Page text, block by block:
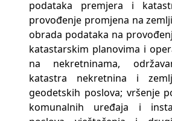
podataka premjera i
provođenje promjena na
obrada podataka na
katastarskim planovima i
na nekretninama,
katastra nekretnina i
geodetskih poslova; vršenje
komunalnih uređaja i